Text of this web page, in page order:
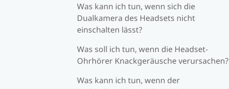
Was kann ich tun, wenn sich die
Dualkamera des Headsets nicht
einschalten lässt?
Was soll ich tun, wenn die Headset-
Ohrhörer Knackgeräusche verursachen?
Was kann ich tun, wenn der